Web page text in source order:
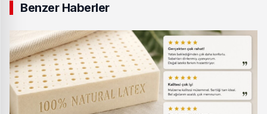
Benzer Haberler